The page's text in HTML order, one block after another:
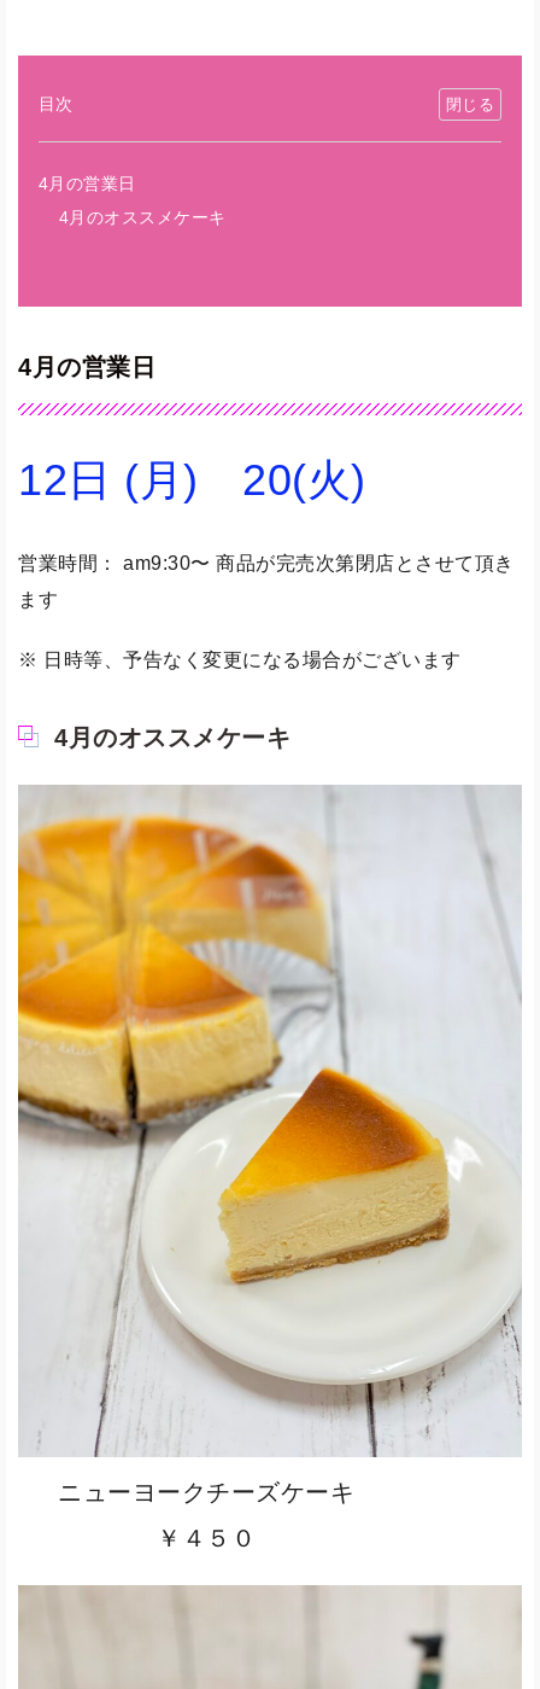
目次
4月の営業日
4月のオススメケーキ
4月の営業日
12日 (月) 20(火)
営業時間： am9:30〜 商品が完売次第閉店とさせて頂き
ます
※ 日時等、予告なく変更になる場合がございます
4月のオススメケーキ
ニューヨークチーズケーキ
￥４５０